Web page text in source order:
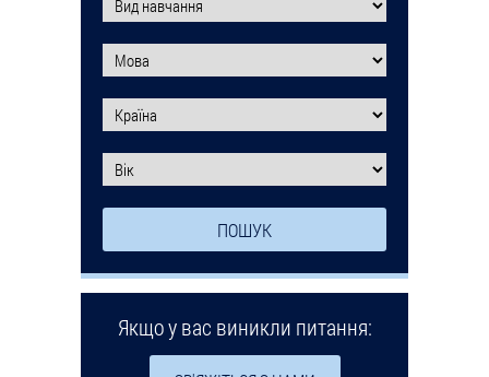
Якщо у вас виникли питання: